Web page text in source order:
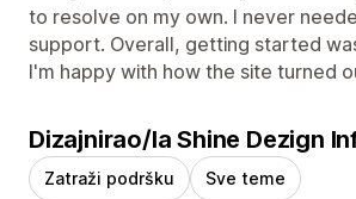
to resolve on my own. I never
support. Overall, getting started
I'm happy with how the site turned
Dizajnirao/la Shine Dezign
Zatraži podršku Sve teme